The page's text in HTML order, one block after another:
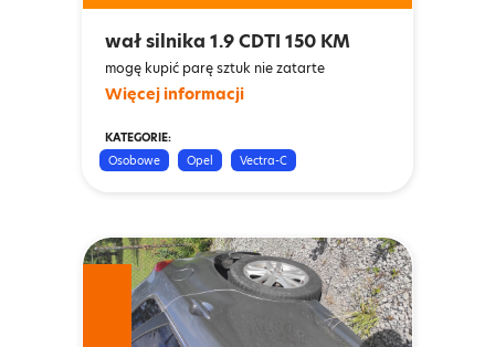
wał silnika 1.9 CDTI 150 KM
mogę kupić parę sztuk nie zatarte
Więcej informacji
KATEGORIE:
Osobowe
Opel Vectra-C